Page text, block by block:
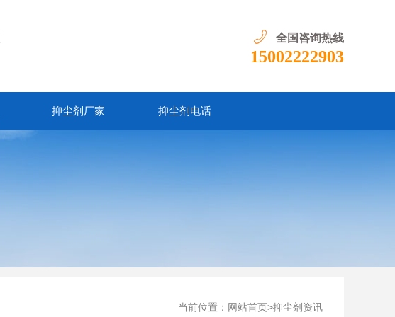
全国咨询热线
15002222903
抑尘剂厂家 抑尘剂电话
当前位置： 网站首页 >抑尘剂资讯